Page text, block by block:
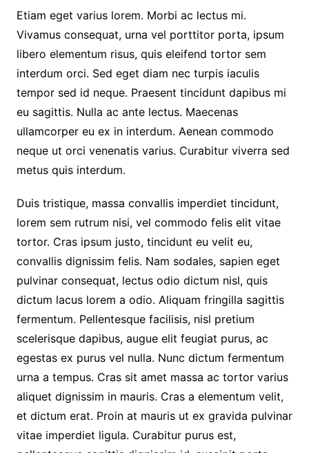
Etiam eget varius lorem. Morbi ac lectus mi.
Vivamus consequat, urna vel porttitor porta, ipsum
libero elementum risus, quis eleifend tortor sem
interdum orci. Sed eget diam nec turpis iaculis
tempor sed id neque. Praesent tincidunt dapibus mi
eu sagittis. Nulla ac ante lectus. Maecenas
ullamcorper eu ex in interdum. Aenean commodo
neque ut orci venenatis varius. Curabitur viverra sed
metus quis interdum.
Duis tristique, massa convallis imperdiet tincidunt,
lorem sem rutrum nisi, vel commodo felis elit vitae
tortor. Cras ipsum justo, tincidunt eu velit eu,
convallis dignissim felis. Nam sodales, sapien eget
pulvinar consequat, lectus odio dictum nisl, quis
dictum lacus lorem a odio. Aliquam fringilla sagittis
fermentum. Pellentesque facilisis, nisl pretium
scelerisque dapibus, augue elit feugiat purus, ac
egestas ex purus vel nulla. Nunc dictum fermentum
urna a tempus. Cras sit amet massa ac tortor varius
aliquet dignissim in mauris. Cras a elementum velit,
et dictum erat. Proin at mauris ut ex gravida pulvinar
vitae imperdiet ligula. Curabitur purus est,